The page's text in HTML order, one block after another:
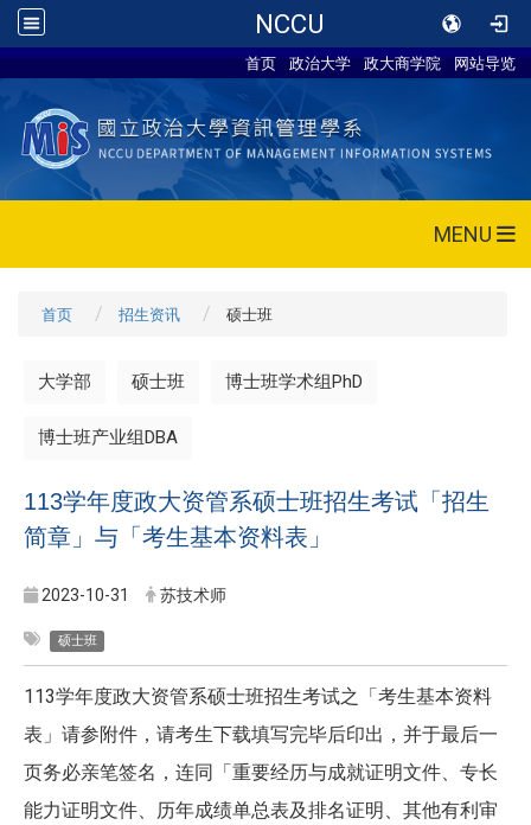
NCCU
首页 政治大学 政大商学院 网站导览
MENU
首页 招生资讯 硕士班
大学部 硕士班 博士班学术组PhD
博士班产业组DBA
113学年度政大资管系硕士班招生考试「招生
简章」与「考生基本资料表」
2023-10-31 苏技术师
硕士班
113学年度政大资管系硕士班招生考试之「考生基本资料
表」请参附件，请考生下载填写完毕后印出，并于最后一
页务必亲笔签名，连同「重要经历与成就证明文件、专长
能力证明文件、历年成绩单总表及排名证明、其他有利审